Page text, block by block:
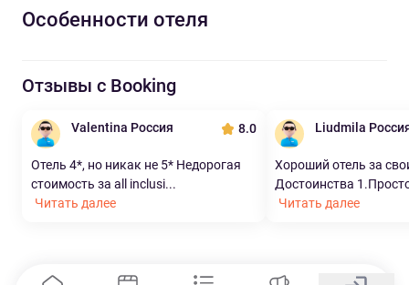
Особенности отеля
Отзывы с Booking
Valentina Россия 8.0
Отель 4*, но никак не 5* Недорогая
стоимость за all inclusi...
Читать далее
Liudmila
Хороший отель за
Достоинства
Читать далее